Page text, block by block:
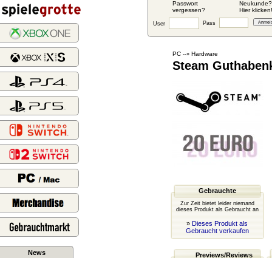
Passwort
vergessen?
Neukunde?
Hier klicken!
User Pass
News
PC --» Hardware
Steam
Gebrauchte
Zur Zeit bietet leider niemand
dieses Produkt als Gebraucht an
» Dieses Produkt als
Gebraucht verkaufen
Previews/Reviews